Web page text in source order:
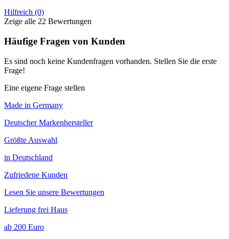
Hilfreich (0)
Zeige alle 22 Bewertungen
Häufige Fragen von Kunden
Es sind noch keine Kundenfragen vorhanden. Stellen Sie die erste
Frage!
Eine eigene Frage stellen
Made in Germany
Deutscher Markenhersteller
Größte Auswahl
in Deutschland
Zufriedene Kunden
Lesen Sie unsere Bewertungen
Lieferung frei Haus
ab 200 Euro